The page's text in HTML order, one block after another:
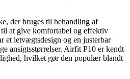
der bruges til behandling af
at give komfortabel og effektiv
et letvægtsdesign og en justerbar
ansigtsstørrelser. Airfit P10 er kendt
hvilket gør den populær blandt